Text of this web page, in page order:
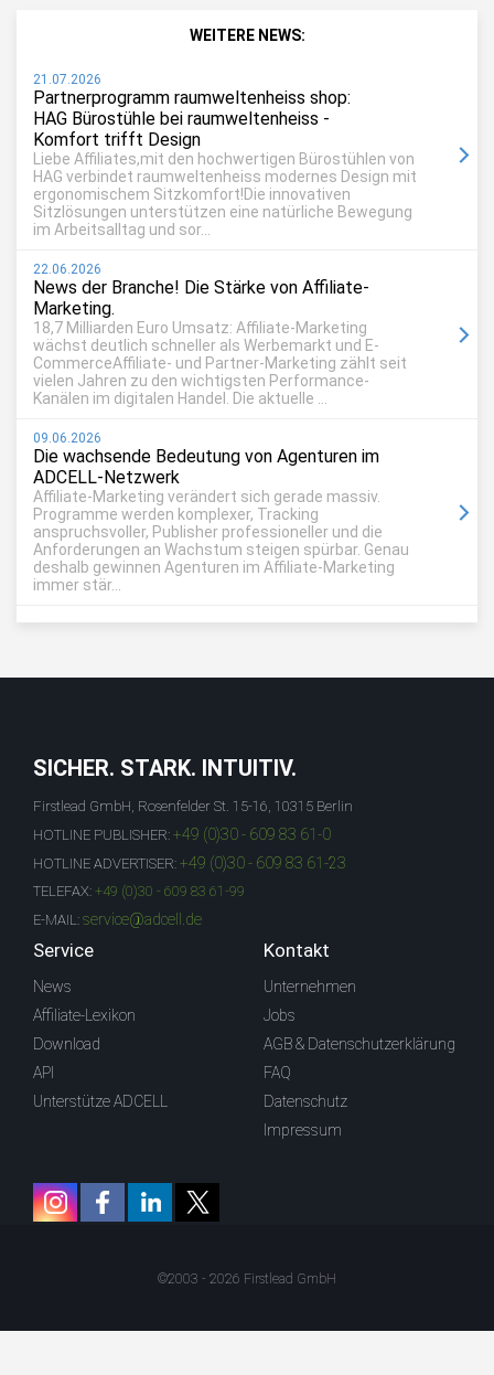
WEITERE NEWS:
21.07.2026
Partnerprogramm raumweltenheiss shop:
HAG Bürostühle bei raumweltenheiss -
Komfort trifft Design
Liebe Affiliates,mit den hochwertigen Bürostühlen von
HAG verbindet raumweltenheiss modernes Design mit
ergonomischem Sitzkomfort!Die innovativen
Sitzlösungen unterstützen eine natürliche Bewegung
im Arbeitsalltag und sor...
22.06.2026
News der Branche! Die Stärke von Affiliate-
Marketing.
18,7 Milliarden Euro Umsatz: Affiliate-Marketing
wächst deutlich schneller als Werbemarkt und E-
CommerceAffiliate- und Partner-Marketing zählt seit
vielen Jahren zu den wichtigsten Performance-
Kanälen im digitalen Handel. Die aktuelle ...
09.06.2026
Die wachsende Bedeutung von Agenturen im
ADCELL-Netzwerk
Affiliate-Marketing verändert sich gerade massiv.
Programme werden komplexer, Tracking
anspruchsvoller, Publisher professioneller und die
Anforderungen an Wachstum steigen spürbar. Genau
deshalb gewinnen Agenturen im Affiliate-Marketing
immer stär...
SICHER. STARK. INTUITIV.
Firstlead GmbH, Rosenfelder St. 15-16, 10315 Berlin
HOTLINE PUBLISHER: +49 (0)30 - 609 83 61-0
HOTLINE ADVERTISER: +49 (0)30 - 609 83 61-23
TELEFAX: +49 (0)30 - 609 83 61-99
E-MAIL: service@adcell.de
Service
News
Affiliate-Lexikon
Download
API
Unterstütze ADCELL
Kontakt
Unternehmen
Jobs
AGB & Datenschutzerklärung
FAQ
Datenschutz
Impressum
©2003 - 2026 Firstlead GmbH